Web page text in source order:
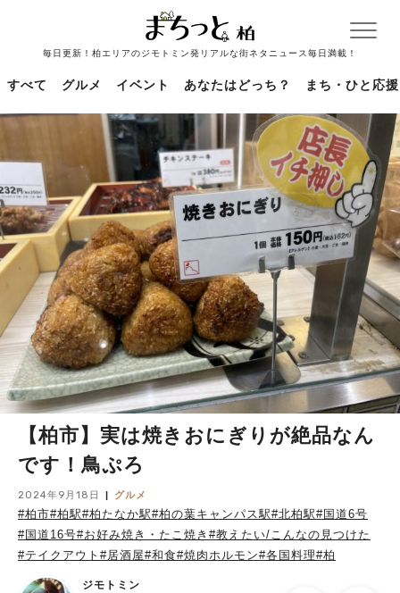
毎日更新！柏エリアのジモトミン発リアルな街ネタニュース毎日満載！
すべて グルメ イベント あなたはどっち？ まち・ひと応援
【柏市】実は焼きおにぎりが絶品なん
です！鳥ぷろ
2024年9月18日 グルメ
#柏市#柏駅#柏たなか駅#柏の葉キャンパス駅#北柏駅#国道6号
#国道16号#お好み焼き・たこ焼き #教えたい/こんなの見つけた
#テイクアウト #居酒屋#和食#焼肉ホルモン#各国料理#柏
ジモトミン